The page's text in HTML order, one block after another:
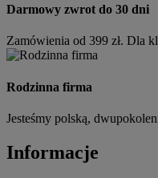
Darmowy zwrot do 30 dni
Zamówienia od 399 zł. Dla
Rodzinna firma
Jesteśmy polską,
Informacje